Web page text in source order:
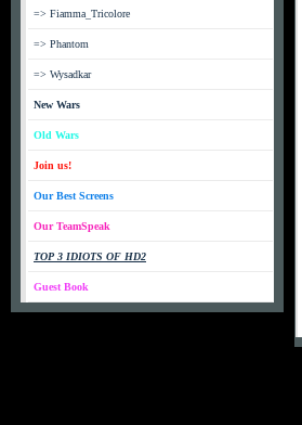
=> Fiamma_Tricolore
=> Phantom
=> Wysadkar
New Wars
Old Wars
Join us!
Our Best Screens
Our TeamSpeak
TOP 3 IDIOTS OF HD2
Guest Book